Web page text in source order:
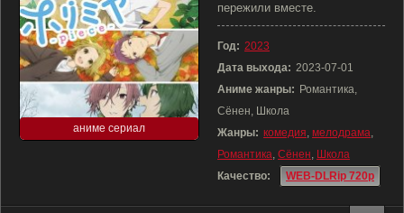
аниме сериал
пережили вместе.
Год: 2023
Дата выхода: 2023-07-01
Аниме жанры: Романтика,
Сёнен, Школа
Жанры: комедия, мелодрама,
Романтика, Сёнен, Школа
Качество:
WEB-DLRip 720p